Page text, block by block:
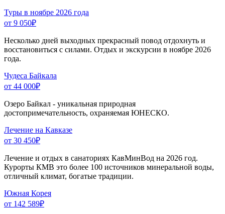
Туры в ноябре 2026 года
от 9 050₽
Несколько дней выходных прекрасный повод отдохнуть и
восстановиться с силами. Отдых и экскурсии в ноябре 2026
года.
Чудеса Байкала
от 44 000₽
Озеро Байкал - уникальная природная
достопримечательность, охраняемая ЮНЕСКО.
Лечение на Кавказе
от 30 450₽
Лечение и отдых в санаториях КавМинВод на 2026 год.
Курорты КМВ это более 100 источников минеральной воды,
отличный климат, богатые традиции.
Южная Корея
от 142 589₽